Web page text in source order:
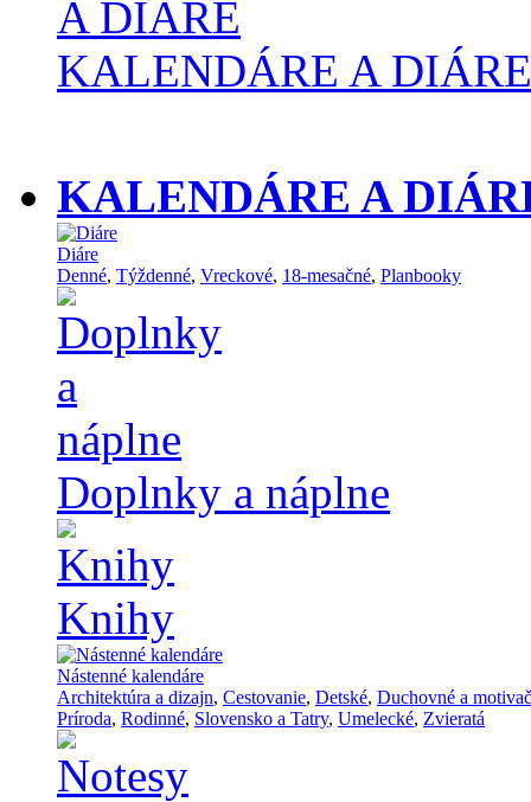
KALENDÁRE A DIÁRE
KALENDÁRE A
Diáre
Denné, Týždenné, Vreckové, 18-mesačné, Planbooky
Doplnky a náplne
Knihy
Nástenné kalendáre
Architektúra a dizajn, Cestovanie, Detské, Duchovné a
Príroda, Rodinné, Slovensko a Tatry, Umelecké, Zvieratá